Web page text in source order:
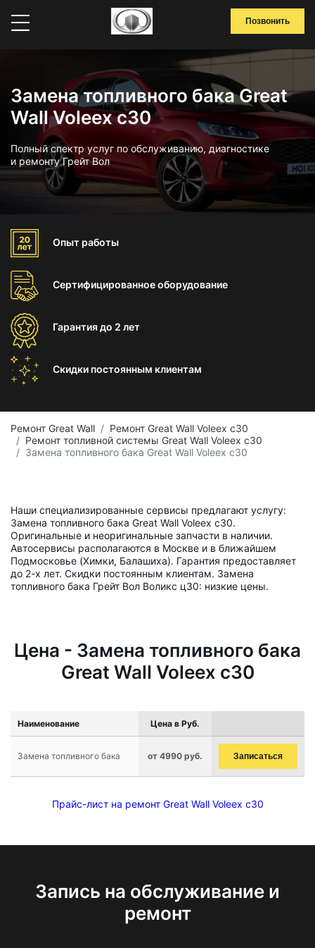
Позвонить
Замена топливного бака Great
Wall Voleex c30
Полный спектр услуг по обслуживанию, диагностике
и ремонту Грейт Вол
Опыт работы
Сертифицированноеоборудование
Гарантиядо 2 лет
Скидки постоянным клиентам
Ремонт Great Wall
Ремонт Great Wall Voleex c30
Ремонт топливной системы Great Wall Voleex c30
Замена топливного бака Great Wall Voleex c30
Наши специализированные сервисы предлагают услугу:
Замена топливного бака Great Wall Voleex c30.
Оригинальные и неоригинальные запчасти в наличии.
Автосервисы располагаются в Москве и в ближайшем
Подмосковье (Химки, Балашиха). Гарантия предоставляет
до 2-х лет. Скидки постоянным клиентам. Замена
топливного бака Грейт Вол Воликс ц30: низкие цены.
Цена - Замена топливного бака
Great Wall Voleex c30
Наименование Цена в Руб.
Замена топливного бака от 4990 руб. Записаться
Прайс-лист на ремонт Great Wall Voleex c30
Запись на обслуживание и
ремонт